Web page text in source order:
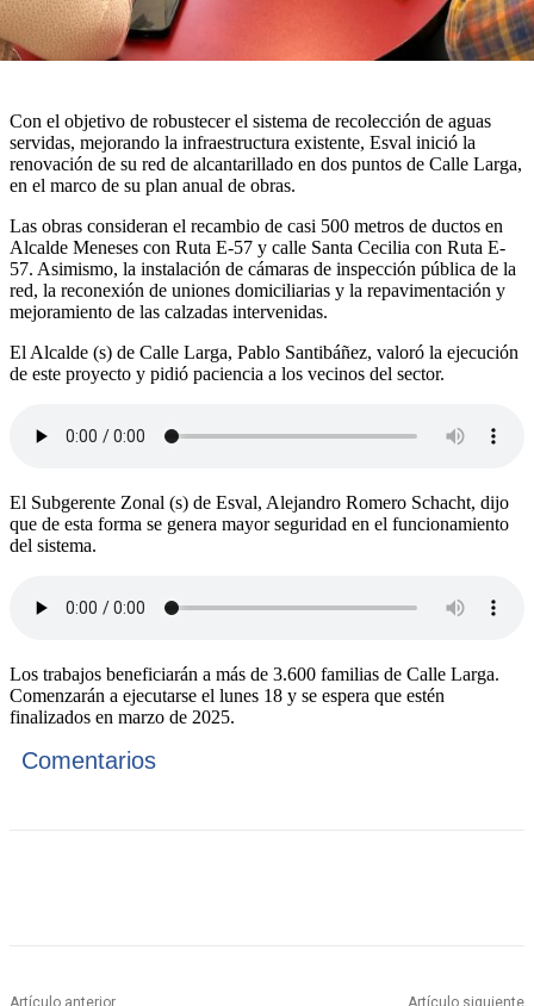
Con el objetivo de robustecer el sistema de recolección de aguas
servidas, mejorando la infraestructura existente, Esval inició la
renovación de su red de alcantarillado en dos puntos de Calle Larga,
en el marco de su plan anual de obras.
Las obras consideran el recambio de casi 500 metros de ductos en
Alcalde Meneses con Ruta E-57 y calle Santa Cecilia con Ruta E-
57. Asimismo, la instalación de cámaras de inspección pública de la
red, la reconexión de uniones domiciliarias y la repavimentación y
mejoramiento de las calzadas intervenidas.
El Alcalde (s) de Calle Larga, Pablo Santibáñez, valoró la ejecución
de este proyecto y pidió paciencia a los vecinos del sector.
El Subgerente Zonal (s) de Esval, Alejandro Romero Schacht, dijo
que de esta forma se genera mayor seguridad en el funcionamiento
del sistema.
Los trabajos beneficiarán a más de 3.600 familias de Calle Larga.
Comenzarán a ejecutarse el lunes 18 y se espera que estén
finalizados en marzo de 2025.
Comentarios
Artículo anterior Artículo siguiente